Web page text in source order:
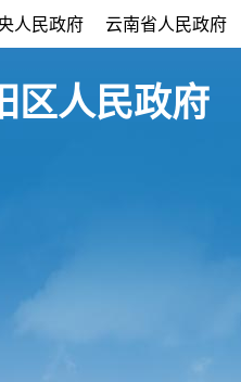
人民政府 云南省人民政府
区人民政府